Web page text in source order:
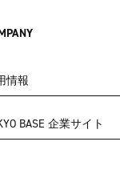
情報
BASE 企業サイト